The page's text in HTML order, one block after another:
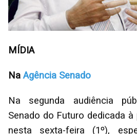
MÍDIA
NaAgência Senado
Na segunda audiência
Senado do Futuro dedicada
nesta sexta-feira (1º),